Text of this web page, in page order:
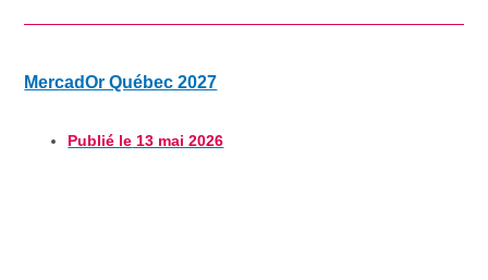
MercadOr Québec 2027
Publié le 13 mai 2026